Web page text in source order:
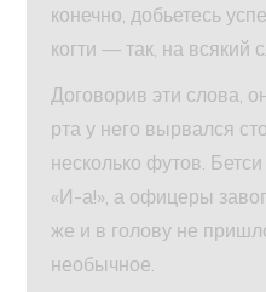
конечно, добьетесь
когти — так, на всякий
Договорив эти слова,
рта у него вырвался
несколько футов.
«И-а!», а офицеры
же и в голову не
необычное.